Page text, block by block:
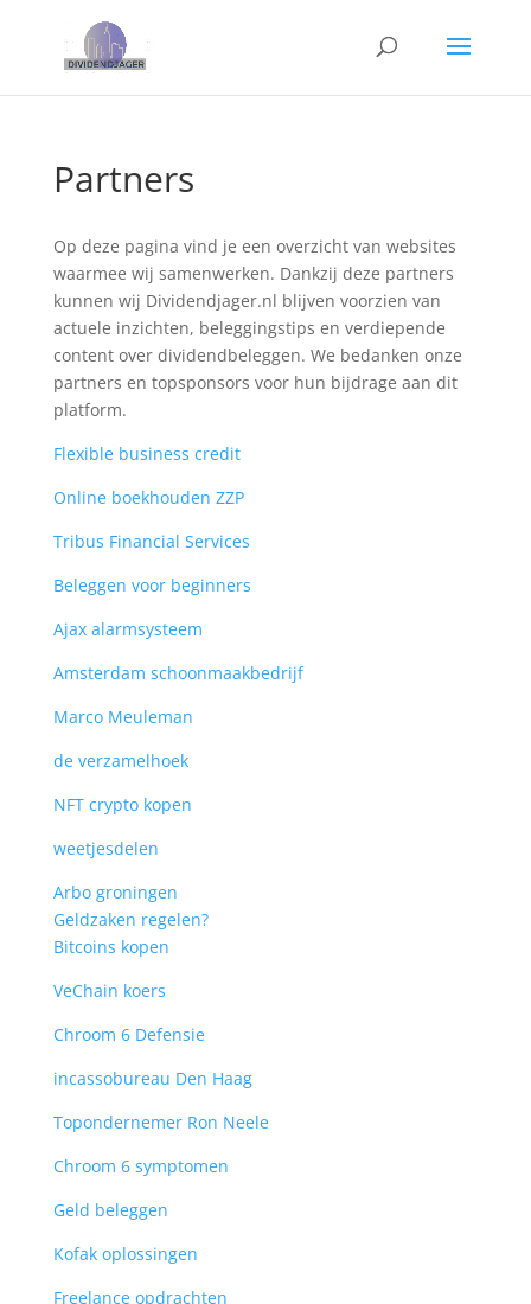
Partners
Op deze pagina vind je een overzicht van websites
waarmee wij samenwerken. Dankzij deze partners
kunnen wij Dividendjager.nl blijven voorzien van
actuele inzichten, beleggingstips en verdiepende
content over dividendbeleggen. We bedanken onze
partners en topsponsors voor hun bijdrage aan dit
platform.
Flexible business credit
Online boekhouden ZZP
Tribus Financial Services
Beleggen voor beginners
Ajax alarmsysteem
Amsterdam schoonmaakbedrijf
Marco Meuleman
de verzamelhoek
NFT crypto kopen
weetjesdelen
Arbo groningen
Geldzaken regelen?
Bitcoins kopen
VeChain koers
Chroom 6 Defensie
incassobureau Den Haag
Topondernemer Ron Neele
Chroom 6 symptomen
Geld beleggen
Kofak oplossingen
Freelance opdrachten